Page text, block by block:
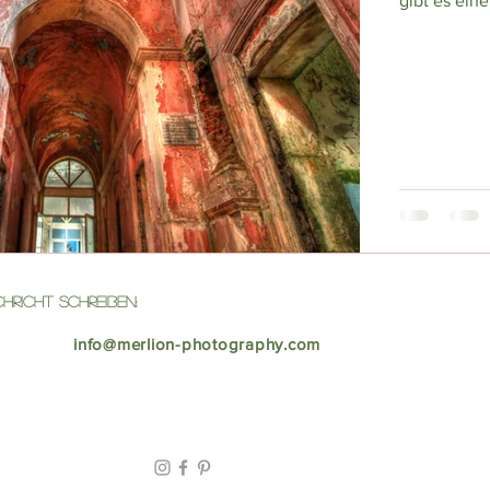
Schreiben:
info@merlion-photography.com